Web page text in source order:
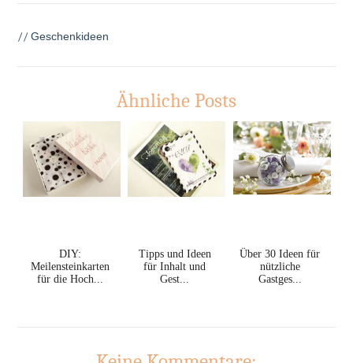
//Geschenkideen
Ähnliche Posts
DIY:
Meilensteinkarten
für die Hoch...
Tipps und Ideen
für Inhalt und
Gest...
Über 30 Ideen für
nützliche
Gastges...